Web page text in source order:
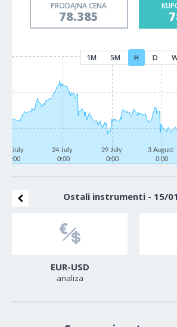
PRODAJNA CENA
78.385
1M 5M H D
21 July
0:00
24 July
0:00
29 July
0:00
3 August
0:00
Ostali instrumenti - 15/
EUR-USD
analiza